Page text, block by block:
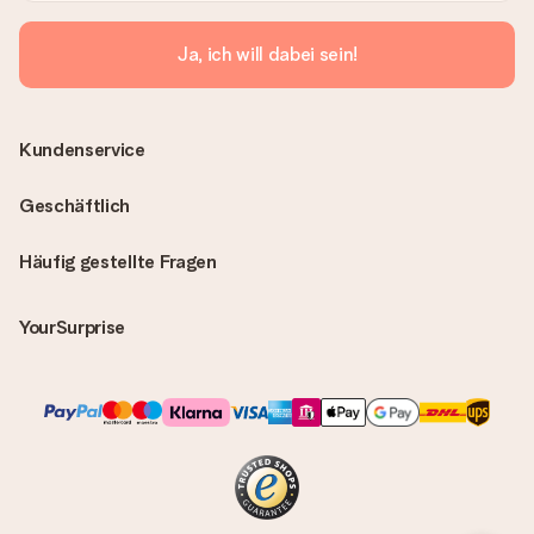
Ja, ich will dabei sein!
Häufig gestellte Fragen
YourSurprise
Kundenservice
Geschäftlich